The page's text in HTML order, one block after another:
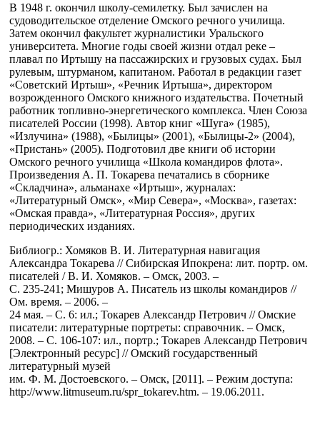
В 1948 г. окончил школу-семилетку. Был зачислен на
судоводительское отделение Омского речного училища.
Затем окончил факультет журналистики Уральского
университета. Многие годы своей жизни отдал реке –
плавал по Иртышу на пассажирских и грузовых судах. Был
рулевым, штурманом, капитаном. Работал в редакции газет
«Советский Иртыш», «Речник Иртыша», директором
возрожденного Омского книжного издательства. Почетный
работник топливно-энергетического комплекса. Член Союза
писателей России (1998). Автор книг «Шуга» (1985),
«Излучина» (1988), «Былицы» (2001), «Былицы-2» (2004),
«Пристань» (2005). Подготовил две книги об истории
Омского речного училища «Школа командиров флота».
Произведения А. П. Токарева печатались в сборнике
«Складчина», альманахе «Иртыш», журналах:
«Литературный Омск», «Мир Севера», «Москва», газетах:
«Омская правда», «Литературная Россия», других
периодических изданиях.
Библиогр.: Хомяков В. И. Литературная навигация
Александра Токарева // Сибирская Ипокрена: лит. портр. ом.
писателей / В. И. Хомяков. – Омск, 2003. –
С. 235-241; Мишуров А. Писатель из школы командиров //
Ом. время. – 2006. –
24 мая. – С. 6: ил.; Токарев Александр Петрович // Омские
писатели: литературные портреты: справочник. – Омск,
2008. – С. 106-107: ил., портр.; Токарев Александр Петрович
[Электронный ресурс] // Омский государственный
литературный музей
им. Ф. М. Достоевского. – Омск, [2011]. – Режим доступа:
http://www.litmuseum.ru/spr_tokarev.htm. – 19.06.2011.